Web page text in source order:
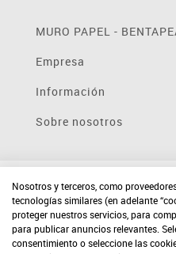
MURO PAPEL -
Empresa
Información
Sobre nosotros
Nosotros y terceros, como
tecnologías similares (en adelante
proteger nuestros servicios, para
para publicar anuncios relevantes.
consentimiento o seleccione las